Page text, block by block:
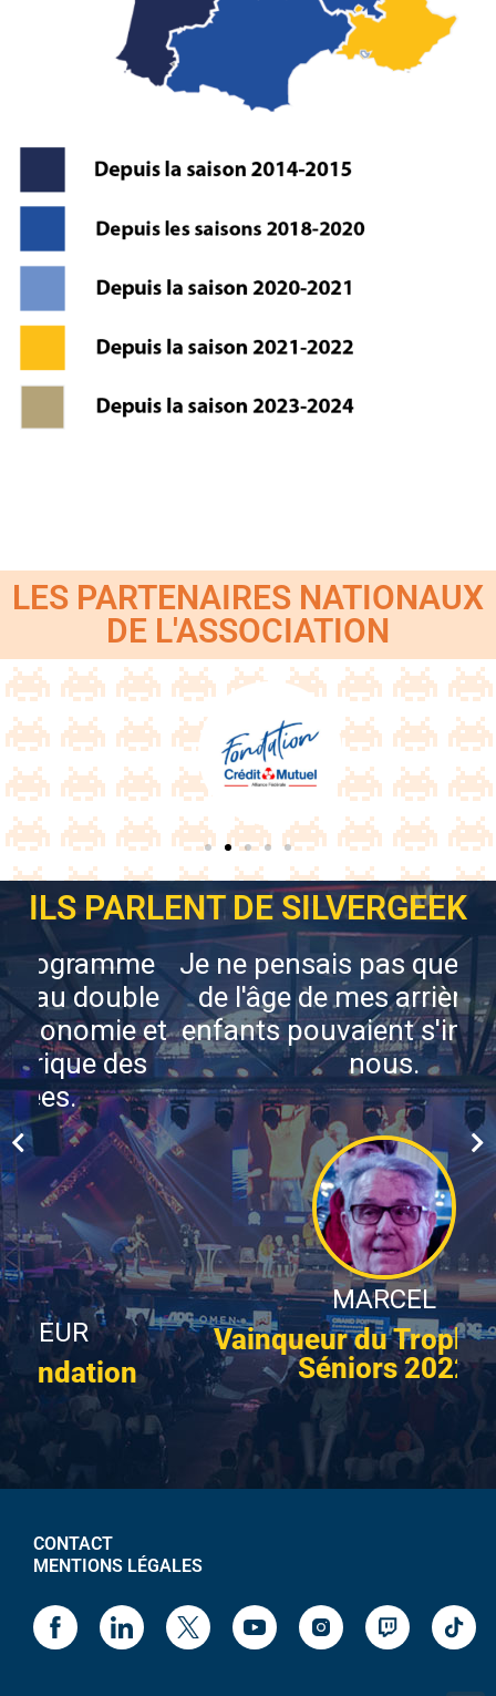
LES PARTENAIRES NATIONAUX
DE L'ASSOCIATION
ILS PARLENT DE SILVERGEEK
Je ne pensais pas que les jeunes
de l'âge de mes arrières-petits
enfants pouvaient s'intéresser à
nous.
MARCEL
Vainqueur du Trophée des
Séniors 2022
CONTACT
MENTIONS LÉGALES